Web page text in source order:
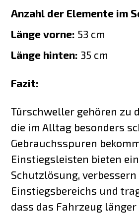
Anzahl der Elemente im
Länge vorne: 53 cm
Länge hinten: 35 cm
Fazit:
Türschweller gehören zu
die im Alltag besonders
Gebrauchsspuren
Einstiegsleisten bieten
Schutzlösung, verbessern
Einstiegsbereichs und
dass das Fahrzeug